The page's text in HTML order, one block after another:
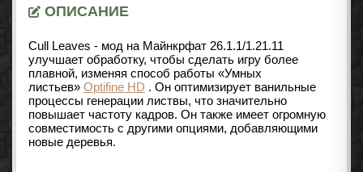
ОПИСАНИЕ
Cull Leaves - мод на Майнкрфат 26.1.1/1.21.11
улучшает обработку, чтобы сделать игру более
плавной, изменяя способ работы «Умных
листьев» Optifine HD . Он оптимизирует ванильные
процессы генерации листвы, что значительно
повышает частоту кадров. Он также имеет огромную
совместимость с другими опциями, добавляющими
новые деревья.